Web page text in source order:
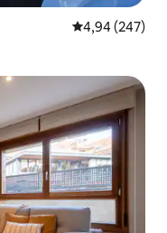
Prosečna
4,94 (247)